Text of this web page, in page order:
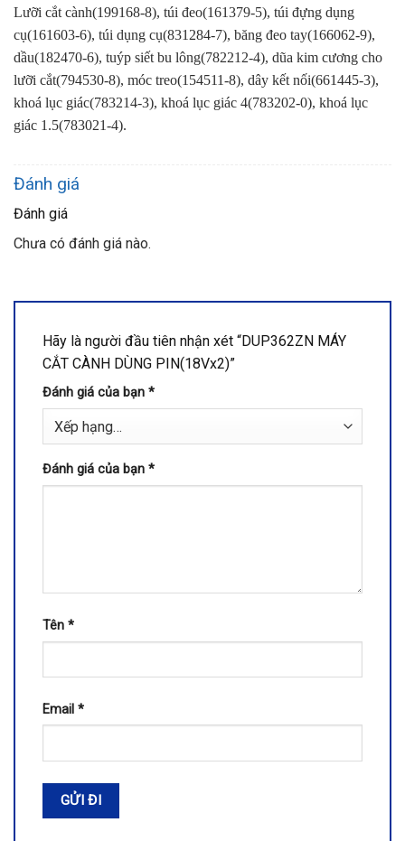
Lưỡi cắt cành(199168-8), túi đeo(161379-5), túi đựng dụng
cụ(161603-6), túi dụng cụ(831284-7), băng đeo tay(166062-9),
dầu(182470-6), tuýp siết bu lông(782212-4), dũa kim cương cho
lưỡi cắt(794530-8), móc treo(154511-8), dây kết nối(661445-3),
khoá lục giác(783214-3), khoá lục giác 4(783202-0), khoá lục
giác 1.5(783021-4).
Đánh giá
Đánh giá
Chưa có đánh giá nào.
Hãy là người đầu tiên nhận xét “DUP362ZN MÁY
CẮT CÀNH DÙNG PIN(18Vx2)”
Đánh giá của bạn *
Đánh giá của bạn *
Tên *
Email *